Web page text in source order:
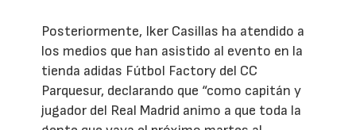
Posteriormente, Iker Casillas ha atendido a
los medios que han asistido al evento en la
tienda adidas Fútbol Factory del CC
Parquesur, declarando que “como capitán y
jugador del Real Madrid animo a que toda la